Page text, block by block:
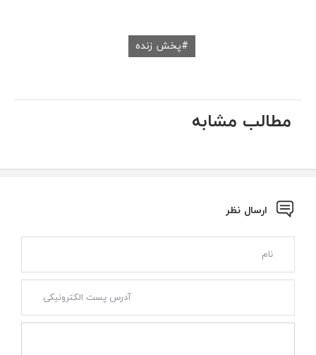
پخش زنده
مطالب مشابه
ارسال نظر